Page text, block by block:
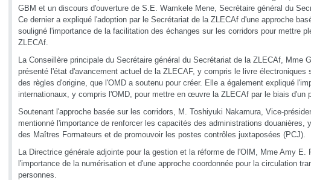
GBM et un discours d'ouverture de S.E. Wamkele Mene, Secrétaire général du
Ce dernier a expliqué l'adoption par le Secrétariat de la ZLECAf d'une approche
souligné l'importance de la facilitation des échanges sur les corridors pour mettre
ZLECAf.
La Conseillère principale du Secrétaire général du Secrétariat de la ZLECAf, Mme
présenté l'état d'avancement actuel de la ZLECAF, y compris le livre électroniques
des règles d'origine, que l'OMD a soutenu pour créer. Elle a également expliqué
internationaux, y compris l'OMD, pour mettre en œuvre la ZLECAf par le biais d'un
Soutenant l'approche basée sur les corridors, M. Toshiyuki Nakamura, Vice-
mentionné l'importance de renforcer les capacités des administrations douanières,
des Maîtres Formateurs et de promouvoir les postes contrôles juxtaposées (PCJ).
La Directrice générale adjointe pour la gestion et la réforme de l'OIM, Mme Amy E.
l'importance de la numérisation et d'une approche coordonnée pour la circulation
personnes.